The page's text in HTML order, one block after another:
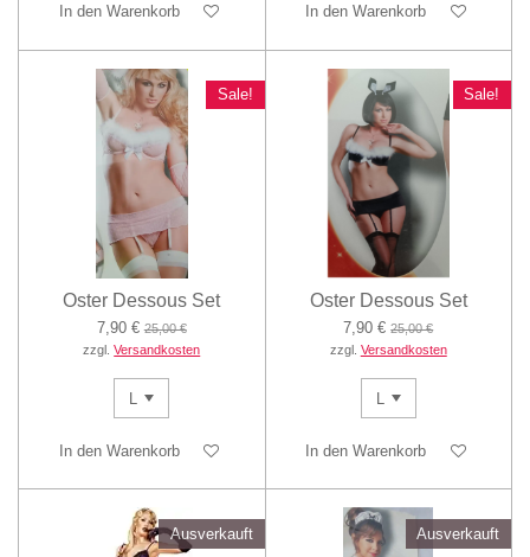
In den Warenkorb In den Warenkorb
Sale!
Oster Dessous Set
7,90 € 25,00 €
zzgl.Versandkosten
In den Warenkorb
Sale!
Oster Dessous Set
7,90 € 25,00 €
zzgl. Versandkosten
In den Warenkorb
Ausverkauft Ausverkauft